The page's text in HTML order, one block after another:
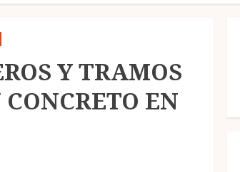
Y TRAMOS
EN